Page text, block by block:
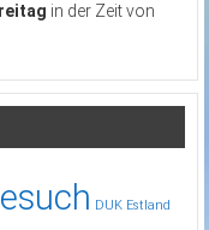
in der Zeit von
DUK Estland